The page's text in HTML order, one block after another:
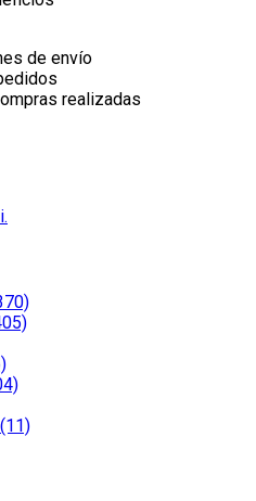
de envío
realizadas